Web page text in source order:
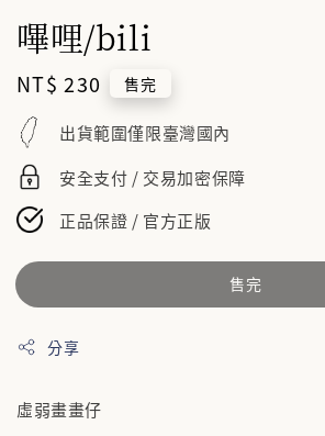
嗶哩/bili
Regular
price
NT$ 230 售完
出貨範圍僅限臺灣國內
安全支付 / 交易加密保障
正品保證 / 官方正版
售完
分享
虛弱畫畫仔